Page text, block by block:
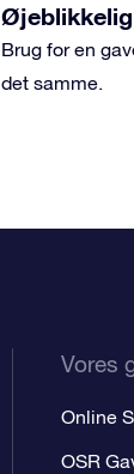
Brug for en
det samme.
Vores
Online
OSR